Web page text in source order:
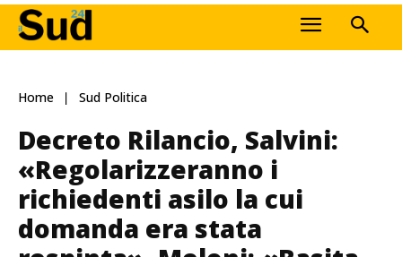
Home Sud Politica
Decreto Rilancio, Salvini:
«Regolarizzeranno i
richiedenti asilo la cui
domanda era stata